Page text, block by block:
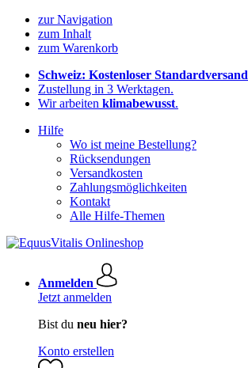
zur Navigation
zum Inhalt
zum Warenkorb
Schweiz: Kostenloser Standardversand
Zustellung in 3 Werktagen.
Wir arbeiten klimabewusst.
Hilfe
Wo ist meine Bestellung?
Rücksendungen
Versandkosten
Zahlungsmöglichkeiten
Kontakt
Alle Hilfe-Themen
Anmelden
Jetzt anmelden
Bist du neu hier?
Konto erstellen